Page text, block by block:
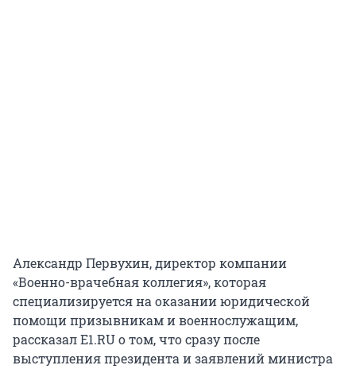
Александр Первухин, директор компании
«Военно-врачебная коллегия», которая
специализируется на оказании юридической
помощи призывникам и военнослужащим,
рассказал E1.RU о том, что сразу после
выступления президента и заявлений министра